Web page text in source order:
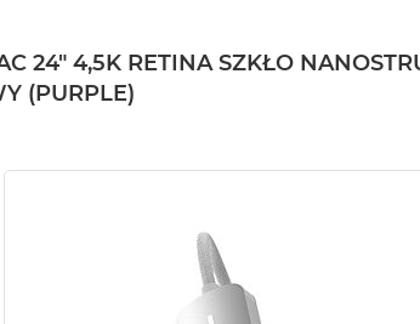
24" 4,5K RETINA SZKŁO
(PURPLE)